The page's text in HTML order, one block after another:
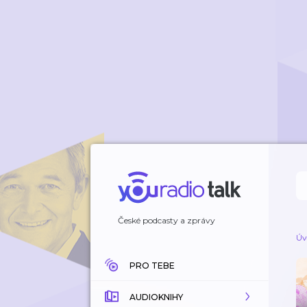
České podcasty a zprávy
PRO TEBE
AUDIOKNIHY